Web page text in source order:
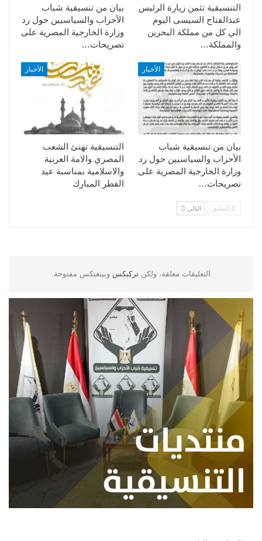
بيان من تنسيقية شباب
الأحزاب والسياسيين حول رد
وزارة الخارجية المصرية على
تصريحات…
التنسيقية تثمن زيارة الرئيس
عبدالفتاح السيسى اليوم
الي كل من مملكة البحرين
والمملكة…
الأخبار
التنسيقية تهنئ الشعب
المصري والامة العربية
والاسلامية بمناسبة عيد
الفطر المبارك
الأخبار
بيان من تنسيقية شباب
الأحزاب والسياسيين حول رد
وزارة الخارجية المصرية على
تصريحات…
السابق التالي
التعليقات مغلقة، ولكن تركبكس وبينغبكس مفتوحة.